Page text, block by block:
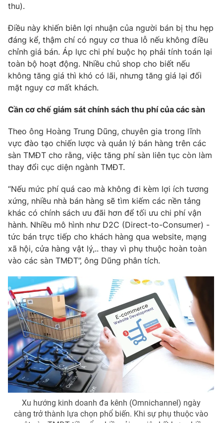
thu).
Điều này khiến biên lợi nhuận của người bán bị thu hẹp
đáng kể, thậm chí có nguy cơ thua lỗ nếu không điều
chỉnh giá bán. Áp lực chi phí buộc họ phải tính toán lại
toàn bộ hoạt động. Nhiều chủ shop cho biết nếu
không tăng giá thì khó có lãi, nhưng tăng giá lại đối
mặt nguy cơ mất khách.
Cần cơ chế giám sát chính sách thu phí của các sàn
Theo ông Hoàng Trung Dũng, chuyên gia trong lĩnh
vực đào tạo chiến lược và quản lý bán hàng trên các
sàn TMĐT cho rằng, việc tăng phí sàn liên tục còn làm
thay đổi cục diện ngành TMĐT.
“Nếu mức phí quá cao mà không đi kèm lợi ích tương
xứng, nhiều nhà bán hàng sẽ tìm kiếm các nền tảng
khác có chính sách ưu đãi hơn để tối ưu chi phí vận
hành. Nhiều mô hình như D2C (Direct-to-Consumer) -
tức bán trực tiếp cho khách hàng qua website, mạng
xã hội, cửa hàng vật lý,.. thay vì phụ thuộc hoàn toàn
vào các sàn TMĐT”, ông Dũng phân tích.
Xu hướng kinh doanh đa kênh (Omnichannel) ngày
càng trở thành lựa chọn phổ biến. Khi sự phụ thuộc vào